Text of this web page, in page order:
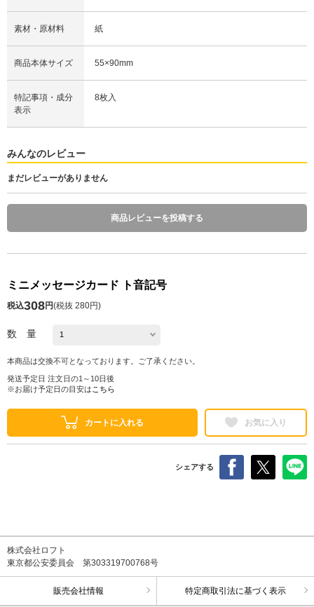
素材・原材料 紙
商品本体サイズ 55×90mm
特記事項・成分
表示
8枚入
みんなのレビュー
まだレビューがありません
商品レビューを投稿する
ミニメッセージカード ト音記号
税込308円(税抜 280円)
数 量
本商品は交換不可となっております。ご了承ください。
発送予定日 注文日の1～10日後
※お届け予定日の目安は こちら
カートに入れる お気に入り
シェアする
株式会社ロフト
東京都公安委員会 第303319700768号
販売会社情報 特定商取引法に基づく表示